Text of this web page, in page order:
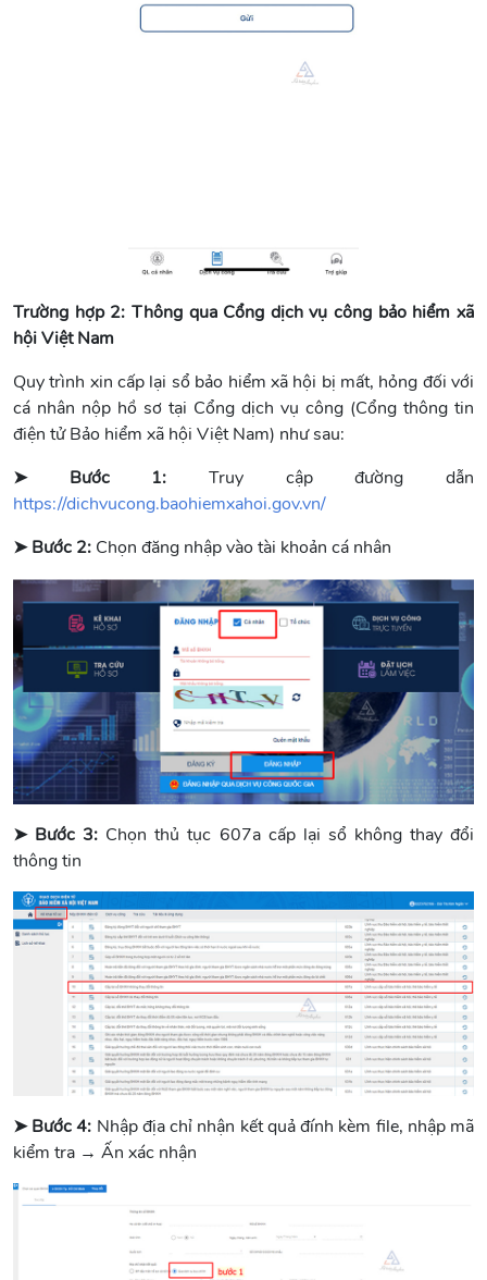
Trường hợp 2: Thông qua Cổng dịch vụ công bảo hiểm xã
hội Việt Nam
Quy trình xin cấp lại sổ bảo hiểm xã hội bị mất, hỏng đối với
cá nhân nộp hồ sơ tại Cổng dịch vụ công (Cổng thông tin
điện tử Bảo hiểm xã hội Việt Nam) như sau:
➤ Bước 1: Truy cập đường dẫn
https://dichvucong.baohiemxahoi.gov.vn/
➤ Bước 2: Chọn đăng nhập vào tài khoản cá nhân
➤ Bước 3: Chọn thủ tục 607a cấp lại sổ không thay đổi
thông tin
➤ Bước 4: Nhập địa chỉ nhận kết quả đính kèm file, nhập mã
kiểm tra → Ấn xác nhận